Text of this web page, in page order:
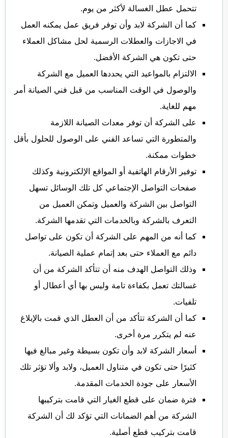
تتحمل عطل الغسالة لأكثر من يوم.
كما أن الشركة لابد وأن توفر فريق عمل يمكنه العمل
في الاجازات والعطلات الرسمية لحل مشاكل العملاء
حتى تكون هي الشركة الأفضل.
الالتزام بالمواعيد التي يحددها العميل مع الشركة
والوصول في الوقت المناسب من قبل فني الصيانة أمر
مهم للغاية.
على الشركة أن توفر معدات الصيانة اللازمة
والمتطورة التي تساعد الفني على الوصول للحلول بأقل
خطوات ممكنة.
توفير الأرقام الهاتفية أو المواقع الإلكترونية وكذلك
صفحات التواصل الإجتماعي كل تلك الوسائل تسهل
التواصل بين الشركة والعميل وتمكن العميل من
التعرف بالشركة وبالخدمات التي تقدمها الشركة.
كما أنه من المهم على الشركة أن تكون على تواصل
دائم مع العملاء حتى بعد إتمام عملية الصيانة.
وذلك التواصل الهدف منه أن تتأكد الشركة من أن
غسالتك تعمل بكفاءة تامة وليس بها أي أعطال أو
تلفيات.
كما أن الشركة تتأكد من أن العطل الذي قمت بالإبلاغ
عنه لم يتكرر مرة أخرى.
أسعار الشركة لابد وأن تكون بسيطة وغير مبالغ فيها
كثيرًا حتى تكون في متناول العميل، ولابد وألا تؤثر تلك
الأسعار على جودة الخدمات المقدمة.
فترة ضمان على قطع الغيار التي قامت بتركيبها
الشركة من أهم الضمانات التي تؤكد لك أن الشركة
قامت بتركيب قطع أصلية.